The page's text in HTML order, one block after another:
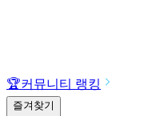
🏆커뮤니티 랭킹
즐겨찾기